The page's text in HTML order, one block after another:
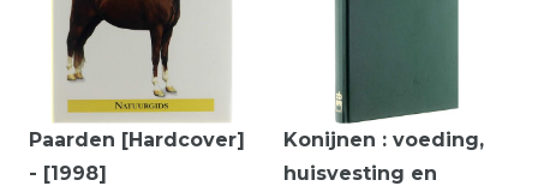
Paarden [Hardcover]
- [1998]
Konijnen : voeding,
huisvesting en